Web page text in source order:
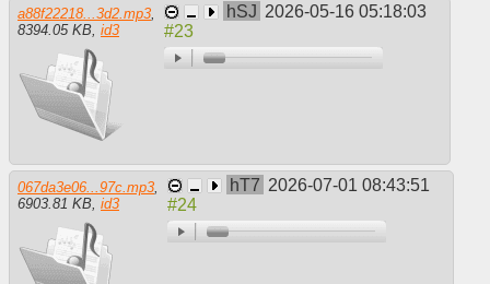
a88f22218...3d2.mp3
8394.05 KB id3
hSJ 2026-05-16 05:18:03
067da3e06...97c.mp3,
6903.81 KB, id3
hT7 2026-07-01 08:43:51